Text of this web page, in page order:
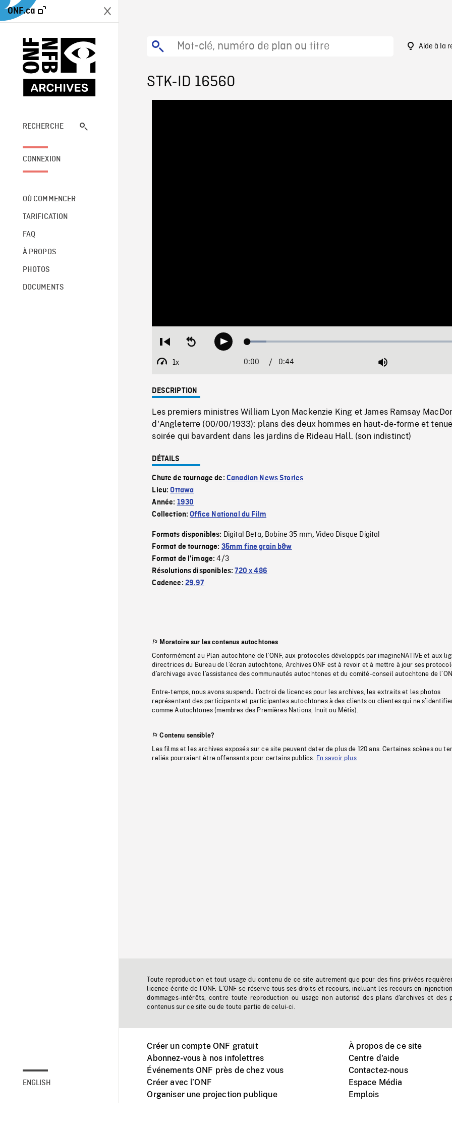
ONF.ca
RECHERCHE
CONNEXION
OÙ COMMENCER
TARIFICATION
FAQ
À PROPOS
PHOTOS
DOCUMENTS
ENGLISH
Aide à la
STK-ID 16560
Restart
beginning
Seek
backwardPlay Loaded:
1x
Playback
Current
0:00 / Duration
0:44 Mute
DESCRIPTION
Les premiers ministres William Lyon Mackenzie King et James Ramsay
d'Angleterre (00/00/1933): plans des deux hommes en haut-de-forme et
soirée qui bavardent dans les jardins de Rideau Hall. (son indistinct)
DÉTAILS
Chute de tournage de: Canadian News Stories
Lieu:Ottawa
Année: 1930
Collection:Office National du Film
Formats disponibles: Digital Beta, Bobine 35 mm,Video Disque Digital
Format de tournage: 35mm fine grain b&w
Format de l'image:4/3
Résolutions disponibles:720 x 486
Cadence: 29.97
Moratoire sur les contenus autochtones
Conformément au Plan autochtone de l’ONF, aux protocoles développés par imagineNATIVE et aux
directrices du Bureau de l’écran autochtone, Archives ONF est à revoir et à mettre à jour ses
d’archivage avec l’assistance des communautés autochtones et du comité-conseil autochtone de
Entre-temps, nous avons suspendu l’octroi de licences pour les archives, les extraits et les photos
représentant des participants et participantes autochtones à des clients ou clientes qui ne
comme Autochtones (membres des Premières Nations, Inuit ou Métis).
Contenu sensible?
Les films et les archives exposés sur ce site peuvent dater de plus de 120 ans. Certaines scènes ou
reliés pourraient être offensants pour certains publics.
En savoir plus
Toute reproduction et tout usage du contenu de ce site autrement que pour des fins privées
licence écrite de l'ONF. L'ONF se réserve tous ses droits et recours, incluant les recours en
dommages-intérêts, contre toute reproduction ou usage non autorisé des plans d'archives et des
contenus sur ce site ou de toute partie de celui-ci.
Créer un compte ONF gratuit
Abonnez-vous à nos infolettres
Événements ONF près de chez vous
Créer avec l’ONF
Organiser une projection publique
À propos de ce site
Centre d'aide
Contactez-nous
Espace Média
Emplois